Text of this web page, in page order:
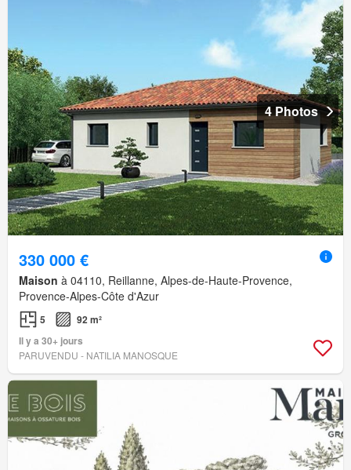
4 Photos
330 000 €
Maison à 04110, Reillanne, Alpes-de-Haute-Provence,
Provence-Alpes-Côte d'Azur
5
92 m²
Il y a 30+ jours
PARUVENDU - NATILIA MANOSQUE